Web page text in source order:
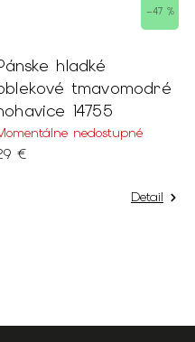
–47 %
hladké
tmavomodré
14755
nedostupné
€
Detail